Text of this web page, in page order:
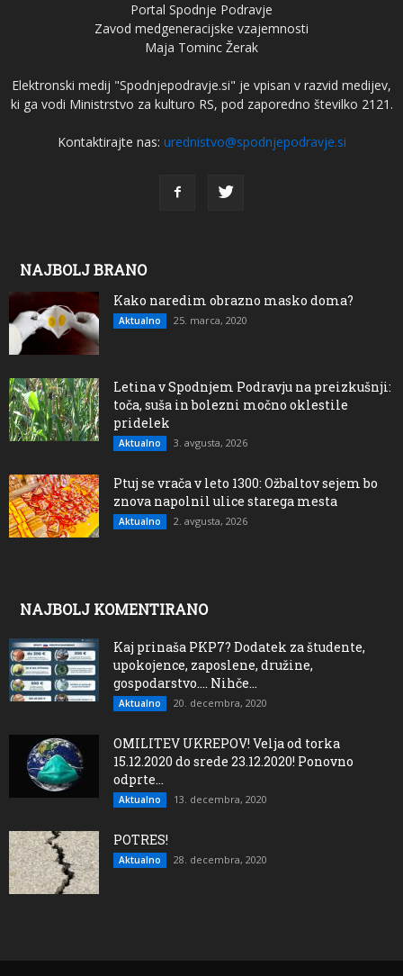
Portal Spodnje Podravje
Zavod medgeneracijske vzajemnosti
Maja Tominc Žerak
Elektronski medij "Spodnjepodravje.si" je vpisan v razvid medijev,
ki ga vodi Ministrstvo za kulturo RS, pod zaporedno številko 2121.
Kontaktirajte nas: urednistvo@spodnjepodravje.si
NAJBOLJ BRANO
Kako naredim obrazno masko doma?
Aktualno 25. marca, 2020
Letina v Spodnjem Podravju na preizkušnji:
toča, suša in bolezni močno oklestile
pridelek
Aktualno 3. avgusta, 2026
Ptuj se vrača v leto 1300: Ožbaltov sejem bo
znova napolnil ulice starega mesta
Aktualno 2. avgusta, 2026
NAJBOLJ KOMENTIRANO
Kaj prinaša PKP7? Dodatek za študente,
upokojence, zaposlene, družine,
gospodarstvo…. Nihče...
Aktualno 20. decembra, 2020
OMILITEV UKREPOV! Velja od torka
15.12.2020 do srede 23.12.2020! Ponovno
odprte...
Aktualno 13. decembra, 2020
POTRES!
Aktualno 28. decembra, 2020